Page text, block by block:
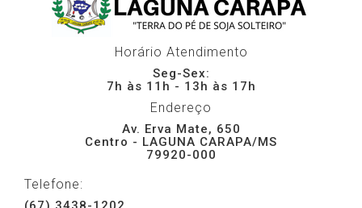
Horário Atendimento
Seg-Sex:
7h às 11h - 13h às 17h
Endereço
Av. Erva Mate, 650
Centro - LAGUNA CARAPA/MS
79920-000
Telefone: